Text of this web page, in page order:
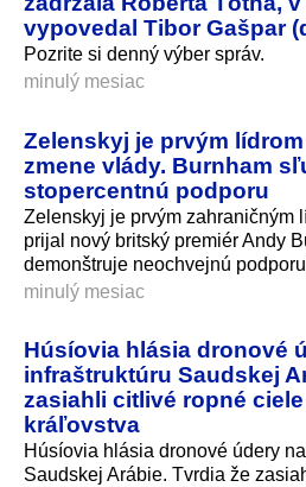
vypovedal Tibor Gašpar
Pozrite si denný výber správ.
minulý mesiac
Zelenskyj je prvým
zmene vlády. Burnham
stopercentnú podporu
Zelenskyj je prvým zahraničným
prijal nový britský premiér Andy
demonštruje neochvejnú
minulý mesiac
Húsíovia hlásia dronové
infraštruktúru Saudskej
zasiahli citlivé ropné
kráľovstva
Húsíovia hlásia dronové údery
Saudskej Arábie. Tvrdia že